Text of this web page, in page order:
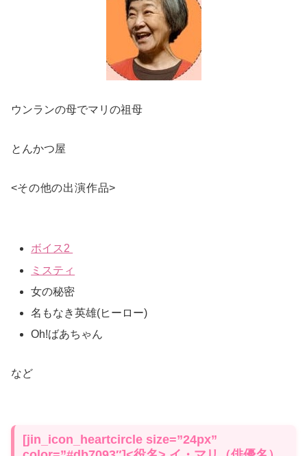
ウンランの母でマリの祖母
とんかつ屋
<その他の出演作品>
ボイス2
ミスティ
女の秘密
名もなき英雄(ヒーロー)
Oh!ばあちゃん
など
[jin_icon_heartcircle size=”24px”